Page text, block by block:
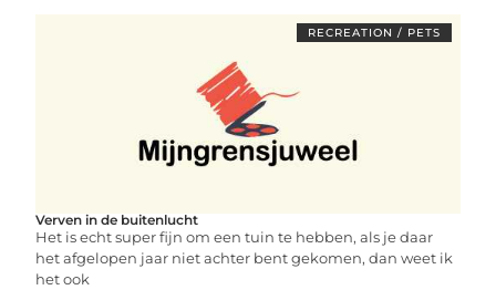
RECREATION / PETS
Verven in de buitenlucht
Het is echt super fijn om een tuin te hebben, als je daar
het afgelopen jaar niet achter bent gekomen, dan weet ik
het ook